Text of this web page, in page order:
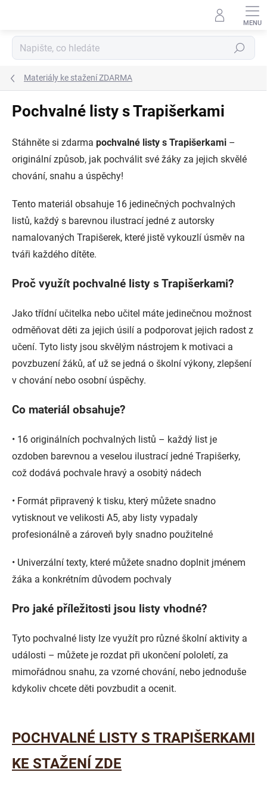
Hledat
Materiály ke stažení ZDARMA
Pochvalné listy s Trapišerkami
Stáhněte si zdarma pochvalné listy s Trapišerkami –
originální způsob, jak pochválit své žáky za jejich skvělé
chování, snahu a úspěchy!
Tento materiál obsahuje 16 jedinečných pochvalných
listů, každý s barevnou ilustrací jedné z autorsky
namalovaných Trapišerek, které jistě vykouzlí úsměv na
tváři každého dítěte.
Proč využít pochvalné listy s Trapišerkami?
Jako třídní učitelka nebo učitel máte jedinečnou možnost
odměňovat děti za jejich úsilí a podporovat jejich radost z
učení. Tyto listy jsou skvělým nástrojem k motivaci a
povzbuzení žáků, ať už se jedná o školní výkony, zlepšení
v chování nebo osobní úspěchy.
Co materiál obsahuje?
• 16 originálních pochvalných listů – každý list je
ozdoben barevnou a veselou ilustrací jedné Trapišerky,
což dodává pochvale hravý a osobitý nádech
• Formát připravený k tisku, který můžete snadno
vytisknout ve velikosti A5, aby listy vypadaly
profesionálně a zároveň byly snadno použitelné
• Univerzální texty, které můžete snadno doplnit jménem
žáka a konkrétním důvodem pochvaly
Pro jaké příležitosti jsou listy vhodné?
Tyto pochvalné listy lze využít pro různé školní aktivity a
události – můžete je rozdat při ukončení pololetí, za
mimořádnou snahu, za vzorné chování, nebo jednoduše
kdykoliv chcete děti povzbudit a ocenit.
POCHVALNÉ LISTY S TRAPIŠERKAMI
KE STAŽENÍ ZDE